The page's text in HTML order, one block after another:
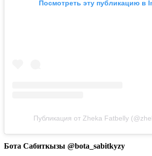
Посмотреть эту публикацию в
Публикация от Zheka Fatbelly
Бота Сабиткызы @bota_sabitkyzy